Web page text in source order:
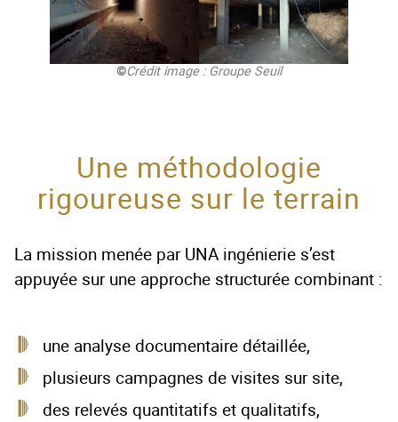
©Crédit image : Groupe Seuil
Une méthodologie
rigoureuse sur le terrain
La mission menée par UNA ingénierie s’est
appuyée sur une approche structurée combinant :
une analyse documentaire détaillée,
plusieurs campagnes de visites sur site,
des relevés quantitatifs et qualitatifs,